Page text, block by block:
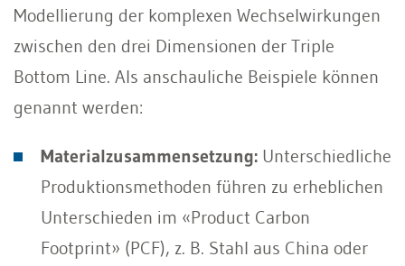
Modellierung der komplexen Wechselwirkungen
zwischen den drei Dimensionen der Triple
Bottom Line. Als anschauliche Beispiele können
genannt werden:
Materialzusammensetzung: Unterschiedliche
Produktionsmethoden führen zu erheblichen
Unterschieden im «Product Carbon
Footprint» (PCF), z. B. Stahl aus China oder